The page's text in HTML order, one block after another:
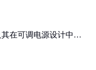
在可调电源设计中的